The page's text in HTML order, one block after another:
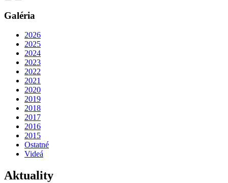
Galéria
2026
2025
2024
2023
2022
2021
2020
2019
2018
2017
2016
2015
Ostatné
Videá
Aktuality